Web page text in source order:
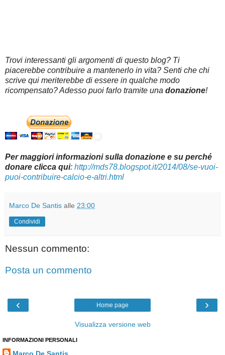
Trovi interessanti gli argomenti di questo blog? Ti
piacerebbe contribuire a mantenerlo in vita? Senti che chi
scrive qui meriterebbe di essere in qualche modo
ricompensato? Adesso puoi farlo tramite una donazione!
Per maggiori informazioni sulla donazione e su perché
donare clicca qui: http://mds78.blogspot.it/2014/08/se-vuoi-
puoi-contribuire-calcio-e-altri.html
Marco De Santis alle 23:00
Condividi
Nessun commento:
Posta un commento
‹ ›
Home page
Visualizza versione web
INFORMAZIONI PERSONALI
Marco De Santis